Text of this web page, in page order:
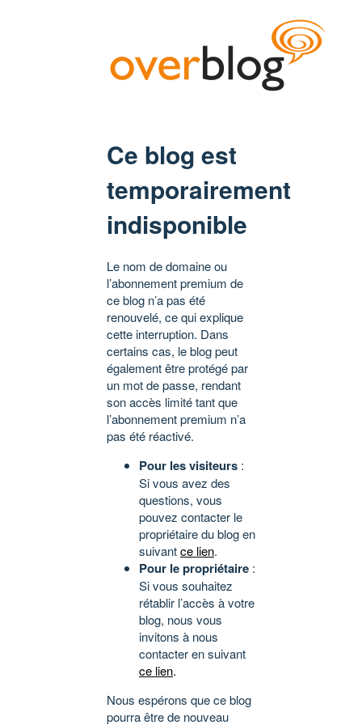
Ce blog est
temporairement
indisponible
Le nom de domaine ou
l’abonnement premium de
ce blog n’a pas été
renouvelé, ce qui explique
cette interruption. Dans
certains cas, le blog peut
également être protégé par
un mot de passe, rendant
son accès limité tant que
l’abonnement premium n’a
pas été réactivé.
Pour les visiteurs :
Si vous avez des
questions, vous
pouvez contacter le
propriétaire du blog en
suivantce lien.
Pour le propriétaire :
Si vous souhaitez
rétablir l’accès à votre
blog, nous vous
invitons à nous
contacter en suivant
ce lien.
Nous espérons que ce blog
pourra être de nouveau